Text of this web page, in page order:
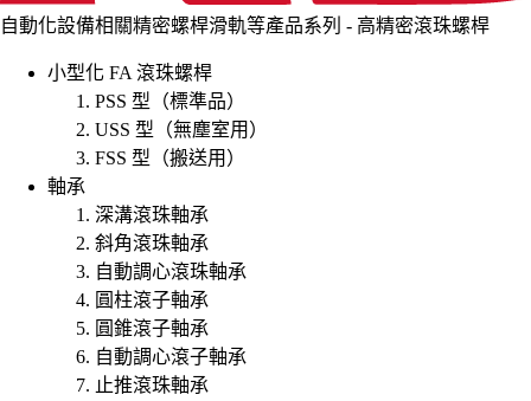
自動化設備相關精密螺桿滑軌等產品系列 - 高精密滾珠螺桿
小型化 FA 滾珠螺桿
PSS 型（標準品）
USS 型（無塵室用）
FSS 型（搬送用）
軸承
深溝滾珠軸承
斜角滾珠軸承
自動調心滾珠軸承
圓柱滾子軸承
圓錐滾子軸承
自動調心滾子軸承
止推滾珠軸承